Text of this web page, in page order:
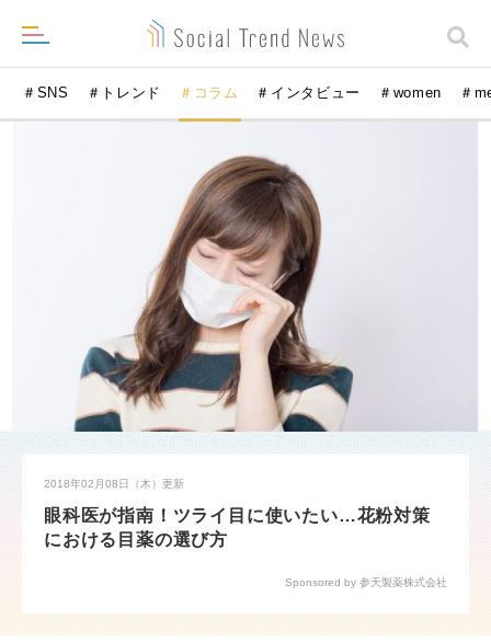
＃SNS ＃トレンド ＃コラム ＃インタビュー ＃women ＃
2018年02月08日（木） 更新
眼科医が指南！ツライ目に使いたい…花粉対策
における目薬の選び方
Sponsored by 参天製薬株式会社